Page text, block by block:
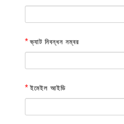
* ভ্যাট নিবন্ধন নম্বর
* ইমেইল আইডি